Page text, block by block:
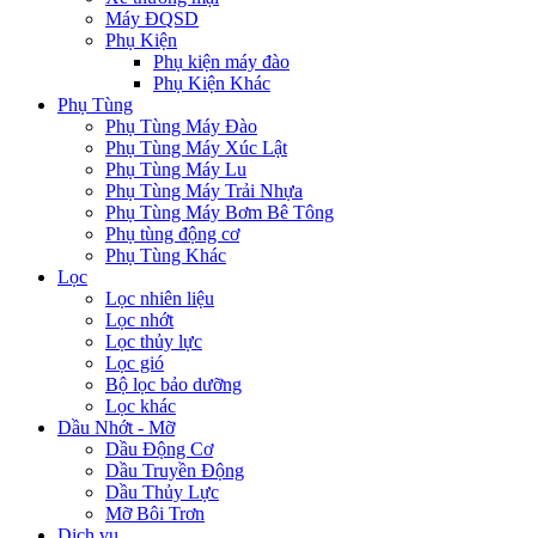
Máy ĐQSD
Phụ Kiện
Phụ kiện máy đào
Phụ Kiện Khác
Phụ Tùng
Phụ Tùng Máy Đào
Phụ Tùng Máy Xúc Lật
Phụ Tùng Máy Lu
Phụ Tùng Máy Trải Nhựa
Phụ Tùng Máy Bơm Bê Tông
Phụ tùng động cơ
Phụ Tùng Khác
Lọc
Lọc nhiên liệu
Lọc nhớt
Lọc thủy lực
Lọc gió
Bộ lọc bảo dưỡng
Lọc khác
Dầu Nhớt - Mỡ
Dầu Động Cơ
Dầu Truyền Động
Dầu Thủy Lực
Mỡ Bôi Trơn